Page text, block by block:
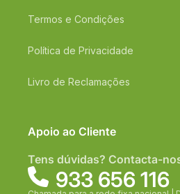
Termos e Condições
Política de Privacidade
Livro de Reclamações
Apoio ao Cliente
Tens dúvidas? Contacta-
933 656 116